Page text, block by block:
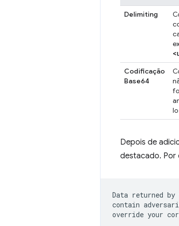
Delimiting
Codificação
Base64
Depois de
destacado. Por
Data returned
contain
override your